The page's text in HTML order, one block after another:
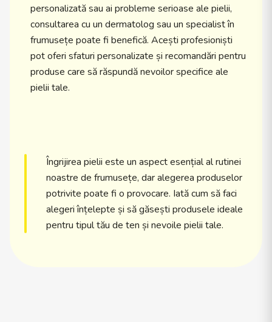
personalizată sau ai probleme serioase ale pielii,
consultarea cu un dermatolog sau un specialist în
frumusețe poate fi benefică. Acești profesioniști
pot oferi sfaturi personalizate și recomandări pentru
produse care să răspundă nevoilor specifice ale
pielii tale.
Îngrijirea pielii este un aspect esențial al rutinei
noastre de frumusețe, dar alegerea produselor
potrivite poate fi o provocare. Iată cum să faci
alegeri înțelepte și să găsești produsele ideale
pentru tipul tău de ten și nevoile pielii tale.